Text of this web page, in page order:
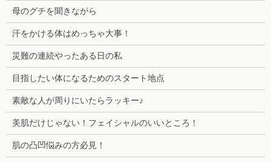
母のグチを聞きながら
汗をかける体はめっちゃ大事！
災難の連続やったある日の私
目指したい体になるためのスタート地点
素敵な人が周りにいたらラッキー♪
美肌だけじゃない！フェイシャルのいいところ！
肌の凸凹悩みの方必見！